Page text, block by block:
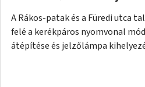
A Rákos-patak és a Füredi utca
felé a kerékpáros nyomvonal
átépítése és jelzőlámpa